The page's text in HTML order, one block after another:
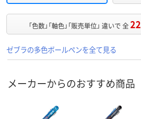
「色数」「軸色」「販売単位」 違いで 全22
ゼブラの多色ボールペンを全て見る
メーカーからのおすすめ商品